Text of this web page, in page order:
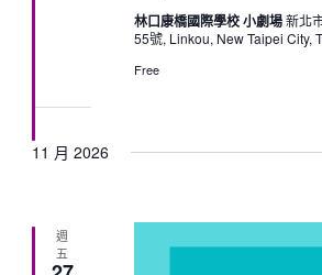
林口康橋國際學校 小劇場新北
55號, Linkou, New Taipei City,
Free
11 月 2026
週
五